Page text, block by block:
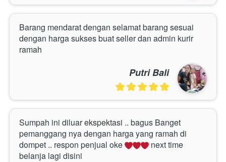
Barang mendarat dengan selamat barang sesuai
dengan harga sukses buat seller dan admin kurir
ramah
Putri Bali
Sumpah ini diluar ekspektasi .. bagus Banget
pemanggang nya dengan harga yang ramah di
dompet .. respon penjual oke
next time
belanja lagi disini